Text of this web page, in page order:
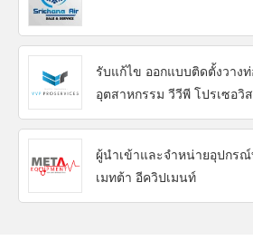
รับแก้ไข ออกแบบติดตั้งวาง
อุตสาหกรรม วีวีพี โปรเซอวิ
ผู้นำเข้าและจำหน่ายอุปกร
เมทต้า อีควิปเมนท์